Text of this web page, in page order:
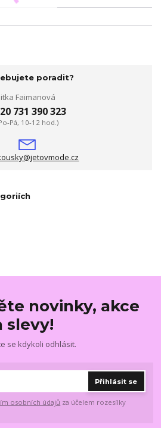
poradit?
Jitka Faimanová
731 390 323
Pá, 10-12 hod.)
novinky, akce
slevy!
se kdykoli odhlásit.
Přihlásit se
osobních údajů za účelem rozesílky